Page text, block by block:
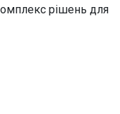
рішень для